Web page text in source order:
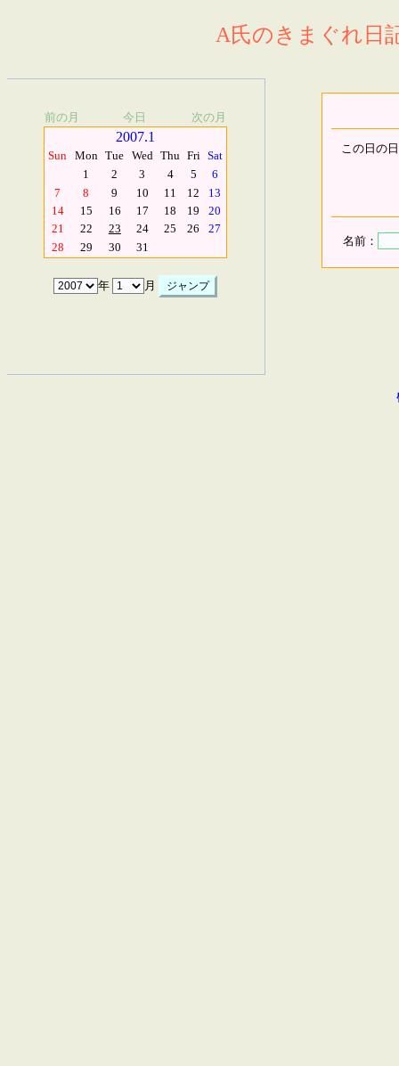
A氏のきまぐれ日
前の月 今日 次の月
2007.1
Sun Mon Tue Wed Thu Fri Sat
1
2 3 4 5
6
7
8 9 10 11 12
13
14
15 16 17 18 19
20
21
22 23 24 25 26
27
28
29 30 31
年 月
この日の
名前：